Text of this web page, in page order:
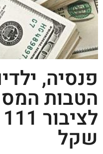
פנסיה,
הטבות
שקל